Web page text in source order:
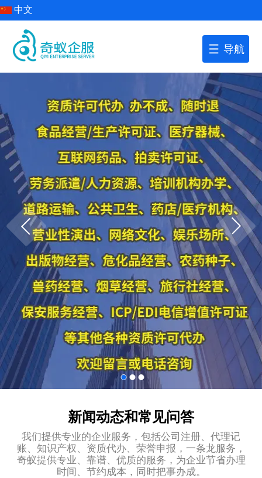
中文
导航
新闻动态和常见问答
我们提供专业的企业服务，包括公司注册、代理记
账、知识产权、资质代办、荣誉申报，一条龙服务，
奇蚁提供专业、靠谱、优质的服务，为企业节省办理
时间、节约成本，同时把事办成。